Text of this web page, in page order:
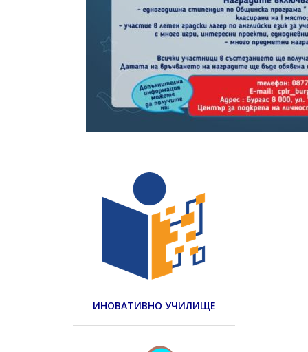
ИНОВАТИВНО УЧИЛИЩЕ